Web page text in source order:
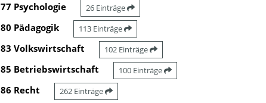
77 Psychologie 26 Einträge
80 Pädagogik 113 Einträge
83 Volkswirtschaft 102 Einträge
85 Betriebswirtschaft 100 Einträge
86 Recht 262 Einträge